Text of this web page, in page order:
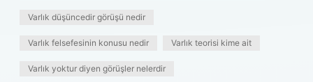
Varlık düşüncedir görüşü nedir
Varlık felsefesinin konusu nedir Varlık teorisi kime ait
Varlık yoktur diyen görüşler nelerdir